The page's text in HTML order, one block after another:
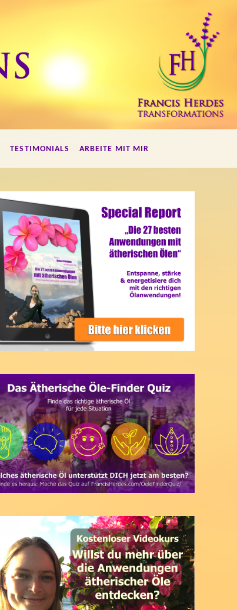
TESTIMONIALS ARBEITE MIT MIR